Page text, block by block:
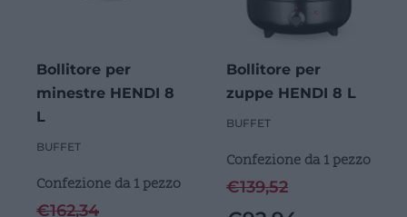
Bollitore per
minestre HENDI 8
L
BUFFET
Confezione da 1 pezzo
€162,34
Bollitore per
zuppe HENDI 8 L
BUFFET
Confezione da 1 pezzo
€139,52